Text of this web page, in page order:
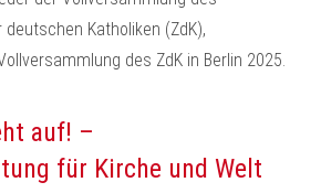
auf! –
für Kirche und Welt